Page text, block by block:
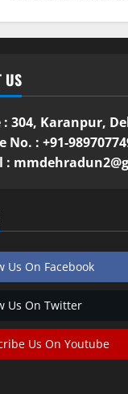
US
: 304, Karanpur,
No. : +91-
:
Us On Facebook
Us On Twitter
Us On Youtube